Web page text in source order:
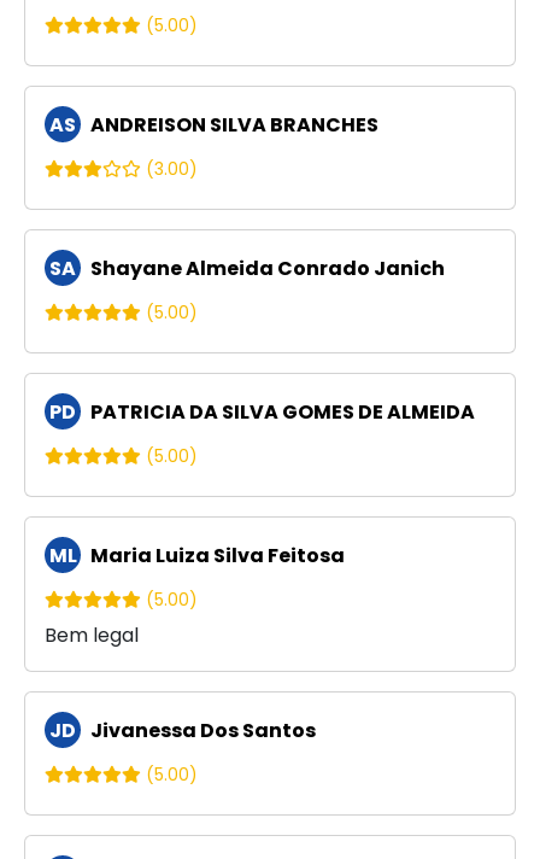
(5.00)
AS ANDREISON SILVA BRANCHES
(3.00)
SA Shayane Almeida Conrado Janich
(5.00)
PD PATRICIA DA SILVA GOMES DE ALMEIDA
(5.00)
ML Maria Luiza Silva Feitosa
(5.00)
Bem legal
JD Jivanessa Dos Santos
(5.00)